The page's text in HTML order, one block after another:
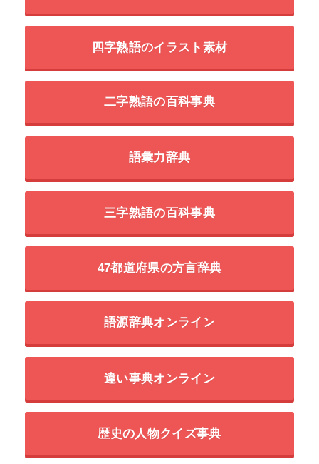
四字熟語のイラスト素材
二字熟語の百科事典
語彙力辞典
三字熟語の百科事典
47都道府県の方言辞典
語源辞典オンライン
違い事典オンライン
歴史の人物クイズ事典